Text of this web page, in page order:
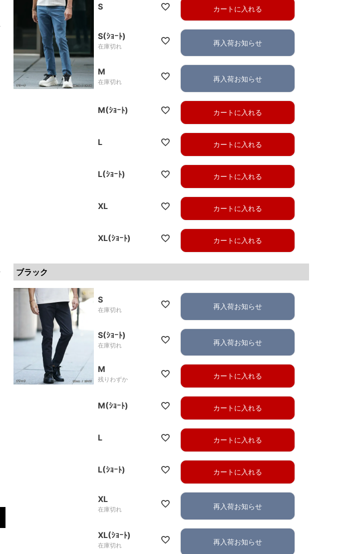
S カートに入れる
S(ｼｮｰﾄ)
在庫切れ 再入荷お知らせ
M
在庫切れ 再入荷お知らせ
M(ｼｮｰﾄ) カートに入れる
L カートに入れる
L(ｼｮｰﾄ) カートに入れる
XL カートに入れる
XL(ｼｮｰﾄ) カートに入れる
ブラック
S
在庫切れ 再入荷お知らせ
S(ｼｮｰﾄ)
在庫切れ 再入荷お知らせ
M
残りわずか カートに入れる
M(ｼｮｰﾄ) カートに入れる
L カートに入れる
L(ｼｮｰﾄ) カートに入れる
XL
在庫切れ 再入荷お知らせ
XL(ｼｮｰﾄ)
在庫切れ 再入荷お知らせ